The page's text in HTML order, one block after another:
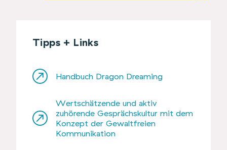
Tipps + Links
Handbuch Dragon Dreaming
Wertschätzende und aktiv
zuhörende Gesprächskultur mit dem
Konzept der Gewaltfreien
Kommunikation